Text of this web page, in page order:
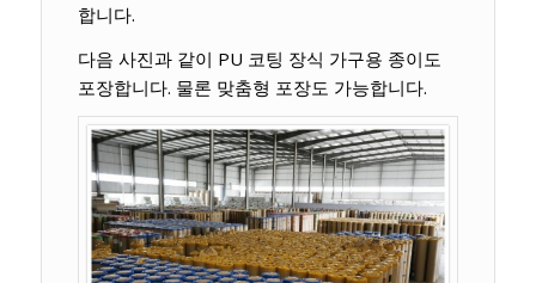
합니다.
다음 사진과 같이 PU 코팅 장식 가구용 종이도
포장합니다. 물론 맞춤형 포장도 가능합니다.